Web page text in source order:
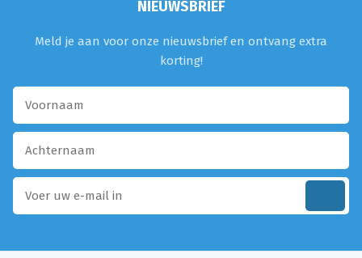
NIEUWSBRIEF
Meld je aan voor onze nieuwsbrief en ontvang extra
korting!